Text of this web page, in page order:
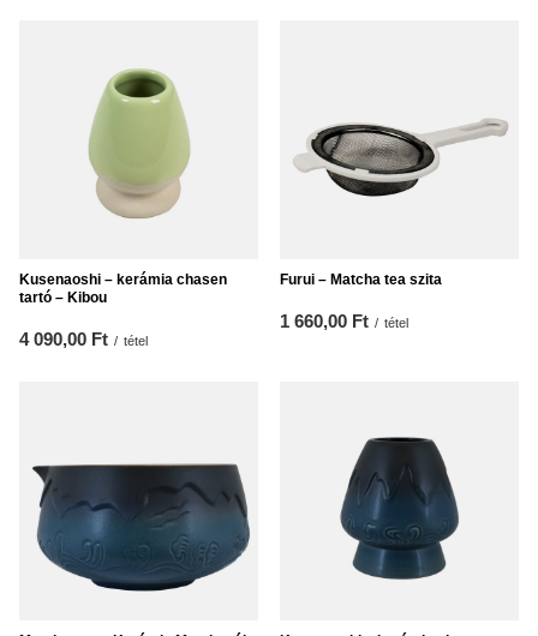
Kusenaoshi – kerámia chasen
tartó – Kibou
4 090,00 Ft / tétel
Furui – Matcha tea szita
1 660,00 Ft / tétel